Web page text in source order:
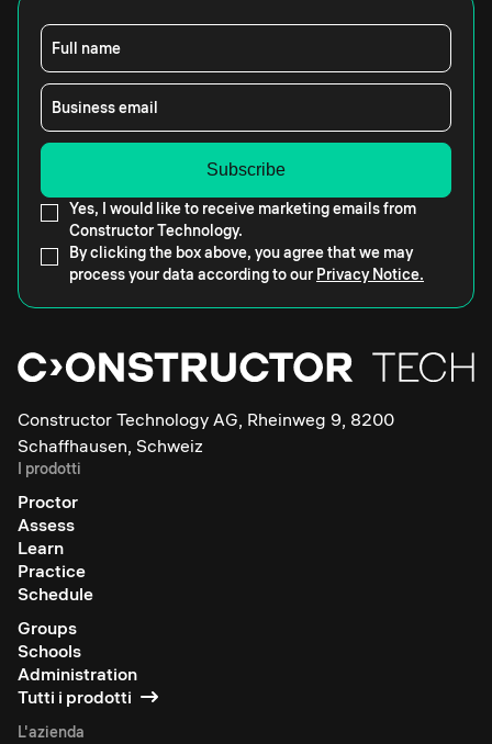
Full name
Business email
Yes, I would like to receive marketing emails from
Constructor Technology.
By clicking the box above, you agree that we may
process your data according to our Privacy Notice.
Constructor Technology AG, Rheinweg 9, 8200
Schaffhausen, Schweiz
I prodotti
Proctor
Assess
Learn
Practice
Schedule
Groups
Schools
Administration
Tutti i prodotti
L'azienda